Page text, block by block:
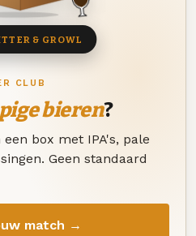
CLUB
bieren?
box met IPA's, pale
Geen standaard
match →
& GROWL